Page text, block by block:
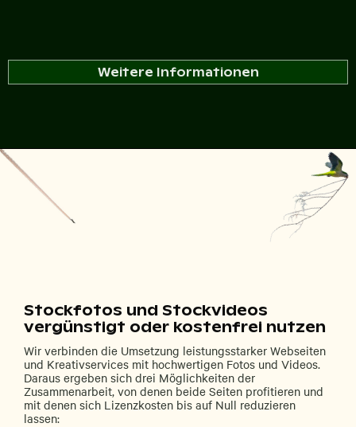
Weitere Informationen
Stockfotos und Stockvideos
vergünstigt oder kostenfrei nutzen
Wir verbinden die Umsetzung leistungsstarker Webseiten
und Kreativservices mit hochwertigen Fotos und Videos.
Daraus ergeben sich drei Möglichkeiten der
Zusammenarbeit, von denen beide Seiten profitieren und
mit denen sich Lizenzkosten bis auf Null reduzieren
lassen: